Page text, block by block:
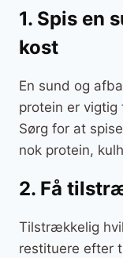
1. Spis en
kost
En sund og
protein er vigtig
Sørg for at
nok protein,
2. Få
Tilstrækkelig
restituere efter